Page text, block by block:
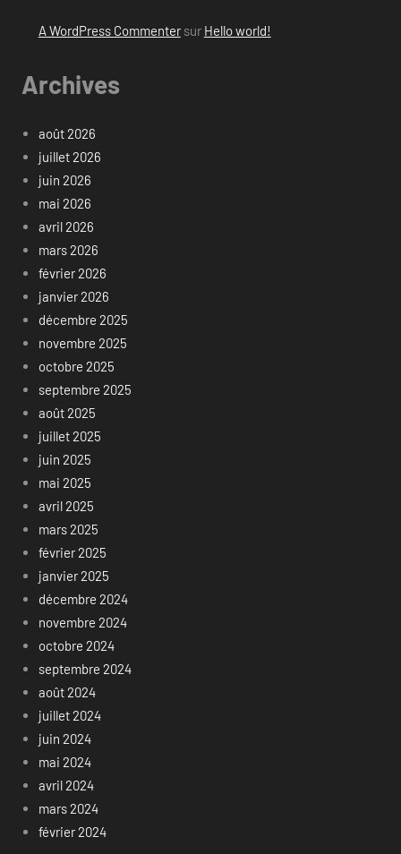
A WordPress Commentersur Hello world!
Archives
août 2026
juillet 2026
juin 2026
mai 2026
avril 2026
mars 2026
février 2026
janvier 2026
décembre 2025
novembre 2025
octobre 2025
septembre 2025
août 2025
juillet 2025
juin 2025
mai 2025
avril 2025
mars 2025
février 2025
janvier 2025
décembre 2024
novembre 2024
octobre 2024
septembre 2024
août 2024
juillet 2024
juin 2024
mai 2024
avril 2024
mars 2024
février 2024